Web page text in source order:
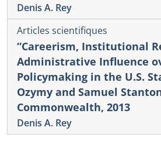
Denis A. Rey
Articles scientifiques
“Careerism, Institutional
Administrative Influence
Policymaking in the U.S.
Ozymy and Samuel
Commonwealth, 2013
Denis A. Rey